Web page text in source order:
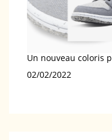
Un nouveau coloris
Date
02/02/2022